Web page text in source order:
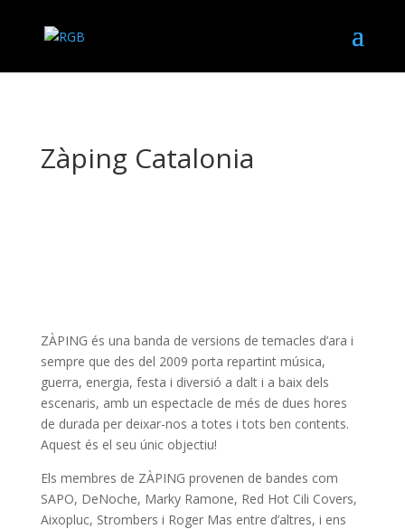
Zàping Catalonia
ZÀPING és una banda de versions de temacles d’ara i
sempre que des del 2009 porta repartint música,
guerra, energia, festa i diversió a dalt i a baix dels
escenaris, amb un espectacle de més de dues hores
de durada per deixar-nos a totes i tots ben contents.
Aquest és el seu únic objectiu!
Els membres de ZÀPING provenen de bandes com
SAPO, DeNoche, Marky Ramone, Red HotCili Covers,
Aixopluc, Strombers i Roger Mas entre d’altres, i ens